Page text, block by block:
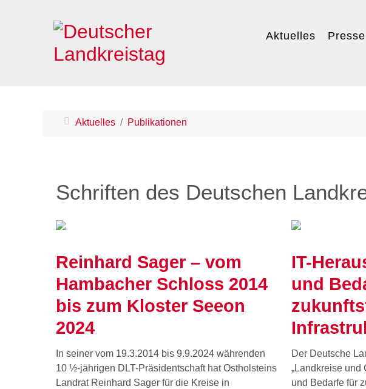
Aktuelles Presse
Aktuelles Publikationen
Schriften des Deutschen
Reinhard Sager – vom
Hambacher Schloss 2014
bis zum Kloster Seeon
2024
In seiner vom 19.3.2014 bis 9.9.2024 währenden
10 ½-jährigen DLT-Präsidentschaft hat Ostholsteins
Landrat Reinhard Sager für die Kreise in
IT-
und
Der Deutsche
„Landkreise und
und Bedarfe für